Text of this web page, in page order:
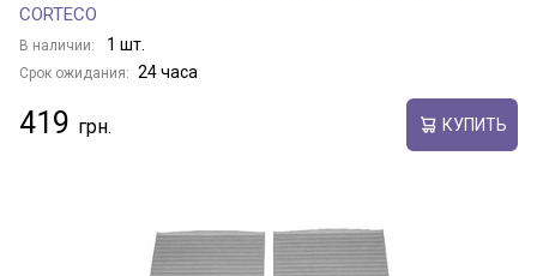
CORTECO
В наличии: 1 шт.
Срок ожидания: 24 часа
419 КУПИТЬ